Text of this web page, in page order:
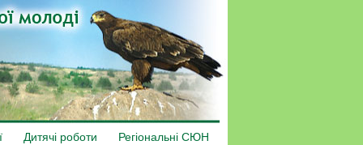
Дитячі роботи Регіональні СЮН